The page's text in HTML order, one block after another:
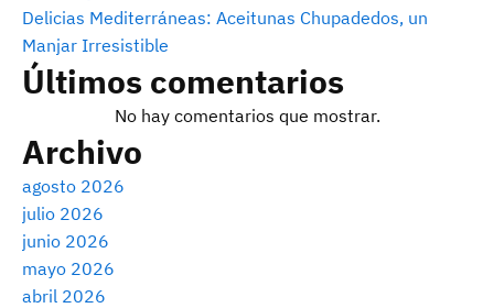
Delicias Mediterráneas: Aceitunas Chupadedos, un
Manjar Irresistible
Últimos comentarios
No hay comentarios que mostrar.
Archivo
agosto 2026
julio 2026
junio 2026
mayo 2026
abril 2026